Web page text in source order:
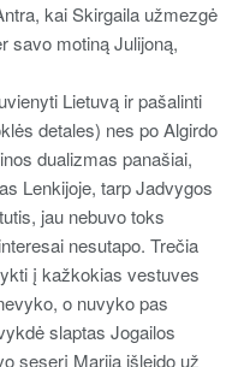
kai Skirgaila užmezgė
savo motiną Julijoną,
Lietuvą ir pašalinti
detales) nes po Algirdo
dualizmas panašiai,
Lenkijoje, tarp Jadvygos
jau nebuvo toks
nesutapo. Trečia
į kažkokias vestuves
o nuvyko pas
slaptas Jogailos
seserį Mariją išleido už